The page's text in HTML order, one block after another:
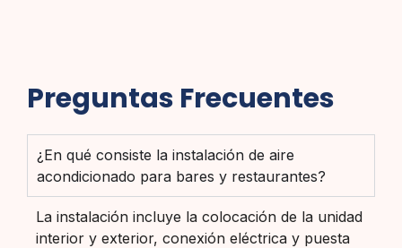
Preguntas Frecuentes
¿En qué consiste la instalación de aire
acondicionado para bares y restaurantes?
La instalación incluye la colocación de la unidad
interior y exterior, conexión eléctrica y puesta